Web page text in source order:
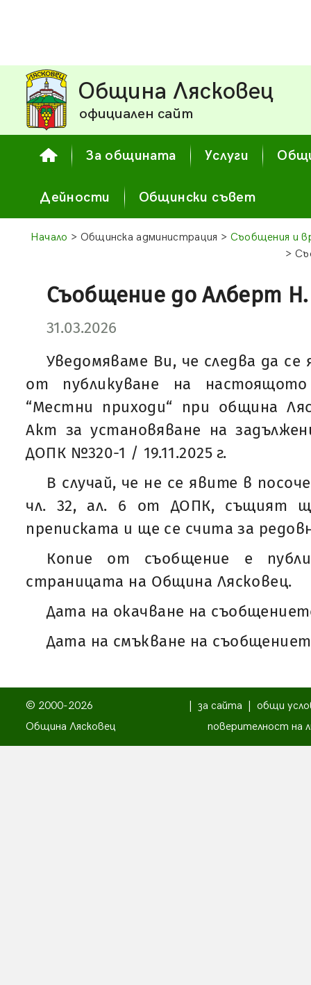
Община Лясковец
официален сайт
За общината Услуги
Дейности Общински съвет
Начало > Общинска администрация > Съобщения и
>
Съобщение до Алберт Н.
31.03.2026
Уведомяваме Ви, че следва да
от публикуване на
“Местни приходи“ при община
Акт за установяване на
ДОПК №320-1 / 19.11.2025 г.
В случай, че не се явите в
чл. 32, ал. 6 от ДОПК, същият
преписката и ще се счита за
Копие от съобщение е
страницата на Община Лясковец.
Дата на окачване на
Дата на смъкване на
© 2000-2026
Община Лясковец
за сайта
общи
поверителност на